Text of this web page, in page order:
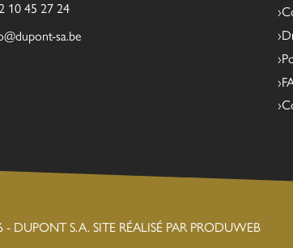
10 45 27 24
sa.be
- DUPONT S.A. SITE RÉALISÉ PAR PRODUWEB